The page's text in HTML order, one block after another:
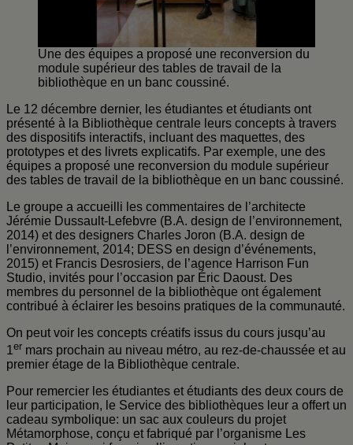
Une des équipes a proposé une reconversion du
module supérieur des tables de travail de la
bibliothèque en un banc coussiné.
Le 12 décembre dernier, les étudiantes et étudiants ont
présenté à la Bibliothèque centrale leurs concepts à travers
des dispositifs interactifs, incluant des maquettes, des
prototypes et des livrets explicatifs. Par exemple, une des
équipes a proposé une reconversion du module supérieur
des tables de travail de la bibliothèque en un banc coussiné.
Le groupe a accueilli les commentaires de l’architecte
Jérémie Dussault-Lefebvre (B.A. design de l’environnement,
2014) et des designers Charles Joron (B.A. design de
l’environnement, 2014; DESS en design d’événements,
2015) et Francis Desrosiers, de l’agence Harrison Fun
Studio, invités pour l’occasion par Éric Daoust. Des
membres du personnel de la bibliothèque ont également
contribué à éclairer les besoins pratiques de la communauté.
On peut voir les concepts créatifs issus du cours jusqu’au
1er mars prochain au niveau métro, au rez-de-chaussée et au
premier étage de la Bibliothèque centrale.
Pour remercier les étudiantes et étudiants des deux cours de
leur participation, le Service des bibliothèques leur a offert un
cadeau symbolique: un sac aux couleurs du projet
Métamorphose, conçu et fabriqué par l’organisme Les